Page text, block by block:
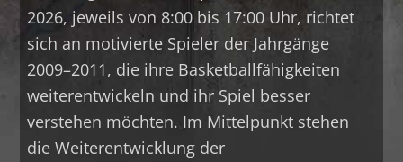
2026, jeweils von 8:00 bis 17:00 Uhr, richtet
sich an motivierte Spieler der Jahrgänge
2009–2011, die ihre Basketballfähigkeiten
weiterentwickeln und ihr Spiel besser
verstehen möchten. Im Mittelpunkt stehen
die Weiterentwicklung der